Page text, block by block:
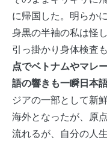
に帰国した。明らか
身黒の半袖の私は怪
引っ掛かり身体検査
点でベトナムやマレ
語の響きも一瞬日本
ジアの一部として新
海外となったが、原
流れるが、自分の人